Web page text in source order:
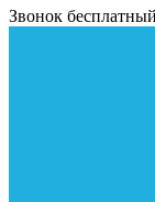
Звонок